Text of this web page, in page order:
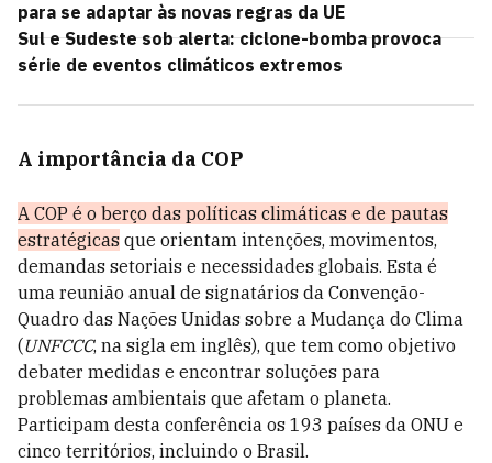
para se adaptar às novas regras da UE
Sul e Sudeste sob alerta: ciclone-bomba provoca
série de eventos climáticos extremos
A importância da COP
A COP é o berço das políticas climáticas e de pautas
estratégicas que orientam intenções, movimentos,
demandas setoriais e necessidades globais. Esta é
uma reunião anual de signatários da Convenção-
Quadro das Nações Unidas sobre a Mudança do Clima
(UNFCCC, na sigla em inglês), que tem como objetivo
debater medidas e encontrar soluções para
problemas ambientais que afetam o planeta.
Participam desta conferência os 193 países da ONU e
cinco territórios, incluindo o Brasil.